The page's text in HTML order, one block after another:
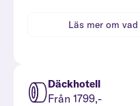
Läs mer om vad
Däckhotell
Från 1799,-